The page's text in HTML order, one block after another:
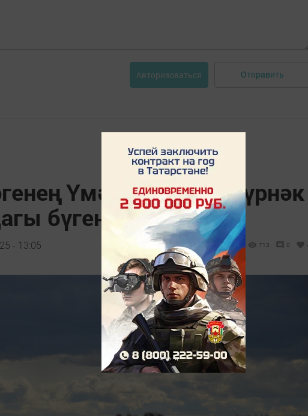
Авторизоваться Отправить
Үмәк, Черкас, Шүрнәк
бүгенге тормыш
- 13:05 713 0